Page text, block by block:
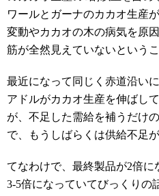
ワールとガーナのカカオ生産
変動やカカオの木の病気を原
筋が全然見えていないという
最近になって同じく赤道沿い
アドルがカカオ生産を伸ばし
が、不足した需給を補うだけ
で、もうしばらくは供給不足
てなわけで、最終製品が2倍
3-5倍になっていてびっくりの